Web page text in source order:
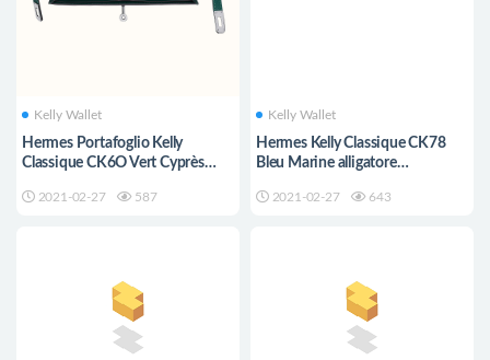
Kelly Wallet
Hermes Portafoglio Kelly
Classique CK6O Vert Cyprès
2021-02-27 587
Kelly Wallet
Hermes Kelly Classique CK78
Bleu Marine alligatore
2021-02-27 643